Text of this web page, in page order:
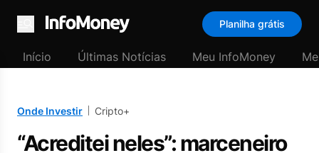
Menu
Planilha grátis
Início Últimas Notícias Meu InfoMoney
Onde Investir Cripto+
“Acreditei neles”: marceneiro